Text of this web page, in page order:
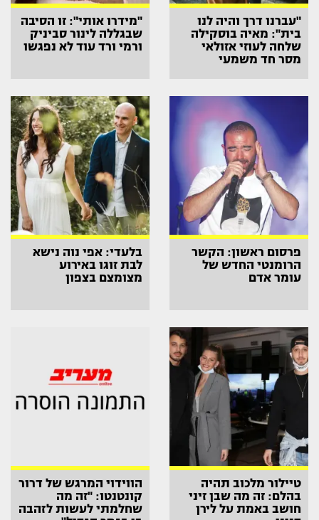
"עברנו דרך והיה לנו
בית": מאיה בוסקילה
שלחה לעוזי אזולאי
מסר חד משמעי
"מידרו אותי": זו הסיבה
שבגללה לינור סביניק
ורמי ורד עוד לא נפגשו
פרסום ראשון: הקשר
הרומנטי החדש של
עומר אדם
בלעדי: אפי נוה נישא
לבת זוגו באירוע
מצומצם בצפון
טיילור מלכוב תהיה
בהלם: זה מה שבן זיני
חושב באמת על לירן
הווידוי המרגש של דרור
קונטנטו: "זה מה
שחלמתי לעשות לזהבה